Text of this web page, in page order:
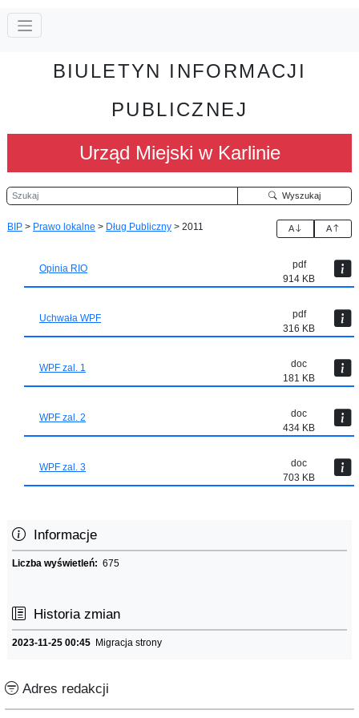
BIULETYN INFORMACJI
PUBLICZNEJ
Urząd Miejski w Karlinie
Szukaj Wyszukaj
BIP > Prawo lokalne > Dług Publiczny > 2011 A A
Opinia RIO
pdf
914 KB
Uchwała WPF
pdf
316 KB
WPF zal. 1
doc
181 KB
WPF zal. 2
doc
434 KB
WPF zal. 3
doc
703 KB
Informacje
Liczba wyświetleń: 675
Historia zmian
2023-11-25 00:45 Migracja strony
Adres redakcji